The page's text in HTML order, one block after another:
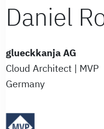
Daniel
glueckkanja AG
Cloud Architect | MVP
Germany